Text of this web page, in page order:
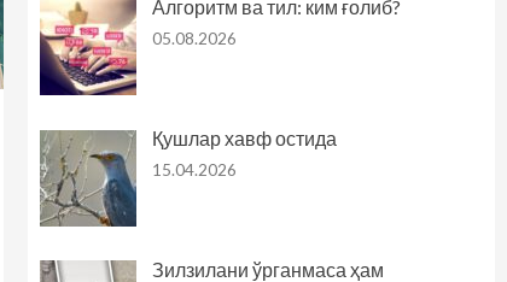
Алгоритм ва тил: ким ғолиб?
05.08.2026
Қушлар хавф остида
15.04.2026
Зилзилани ўрганмаса ҳам